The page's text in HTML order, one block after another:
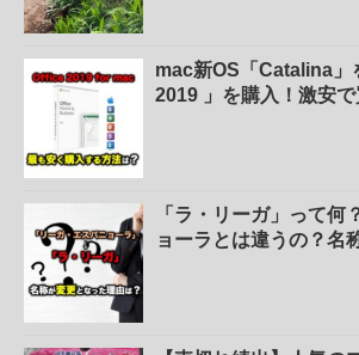
mac新OS「Catalina」
2019 」を購入！激安で
「ラ・リーガ」って何
ョーラとは違うの？名